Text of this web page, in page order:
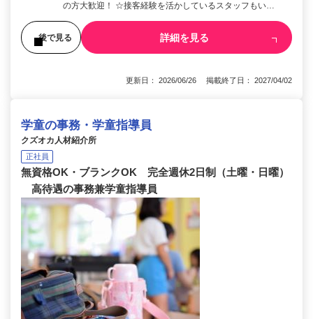
の方大歓迎！ ☆接客経験を活かしているスタッフもい…
後で見る 詳細を見る
更新日： 2026/06/26 掲載終了日： 2027/04/02
学童の事務・学童指導員
クズオカ人材紹介所
正社員
無資格OK・ブランクOK 完全週休2日制（土曜・日曜）
高待遇の事務兼学童指導員